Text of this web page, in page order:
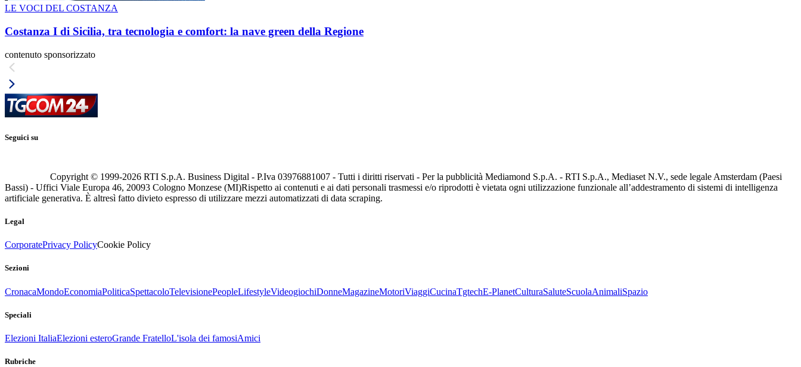
LE VOCI DEL COSTANZA
Costanza I di Sicilia, tra tecnologia e comfort: la nave green della Regione
contenuto sponsorizzato
Seguici su
Copyright © 1999-2026 RTI S.p.A. Business Digital - P.Iva 03976881007 - Tutti i diritti riservati - Per la pubblicità Mediamond S.p.A. - RTI S.p.A., Mediaset N.V., sede legale Amsterdam (Paesi
Bassi) - Uffici Viale Europa 46, 20093 Cologno Monzese (MI)Rispetto ai contenuti e ai dati personali trasmessi e/o riprodotti è vietata ogni utilizzazione funzionale all’addestramento di sistemi di intelligenza
artificiale generativa. È altresì fatto divieto espresso di utilizzare mezzi automatizzati di data scraping.
Legal
CorporatePrivacy PolicyCookie Policy
Sezioni
CronacaMondoEconomiaPoliticaSpettacoloTelevisionePeopleLifestyleVideogiochiDonneMagazineMotoriViaggiCucinaTgtechE-PlanetCulturaSaluteScuolaAnimaliSpazio
Speciali
Elezioni ItaliaElezioni esteroGrande FratelloL'isola dei famosiAmici
Rubriche